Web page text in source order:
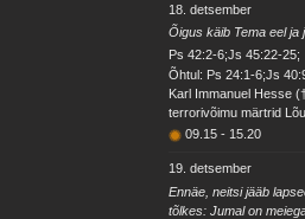
18. detsember
Õigus käib Tema eel ja
Ps 42:2-6;Js 45:22-25;
Õhtul: Ps 24:1-6;Js
Karl Immanuel Hesse
terrorivõimu märtrid
09.15- 15.20
19. detsember
Ennäe, neitsi jääb
tõlkes: Jumal on